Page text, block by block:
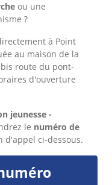
ou une
?
à Point
au maison de la
route du pont-
d'ouverture
jeunesse -
le numéro de
d'appel ci-dessous.